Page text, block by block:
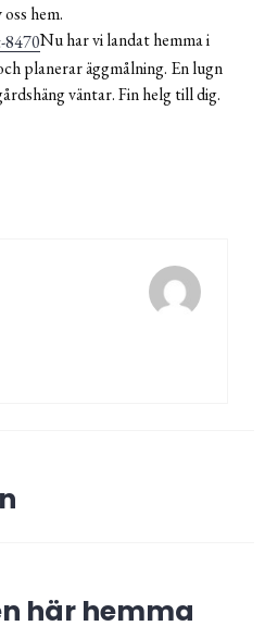
hem.
Nu har vi landat hemma i
planerar äggmålning. En lugn
väntar. Fin helg till dig.
här hemma